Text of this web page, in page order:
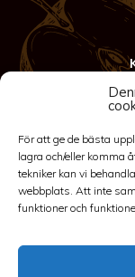
För att ge de bästa
lagra och/eller komma
tekniker kan vi
webbplats. Att inte
funktioner och